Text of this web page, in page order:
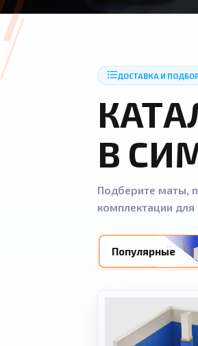
ДОСТАВКА И
В
Подберите маты,
комплектации
Популярные